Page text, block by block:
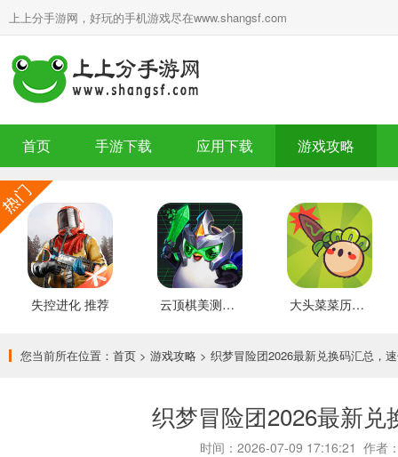
上上分手游网，好玩的手机游戏尽在www.shangsf.com
首页 手游下载 应用下载 游戏攻略
失控进化 推荐 云顶棋美测服 最新版 大头菜菜历险记 好玩的
您当前所在位置： 首页 > 游戏攻略 > 织梦冒险团2026最新兑换码汇总，
织梦冒险团2026最新
时间：2026-07-09 17:16:21 作者